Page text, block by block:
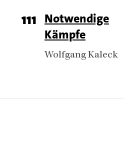
Page
number
111 Titel
Notwendige
Kämpfe
Authors
Wolfgang Kaleck